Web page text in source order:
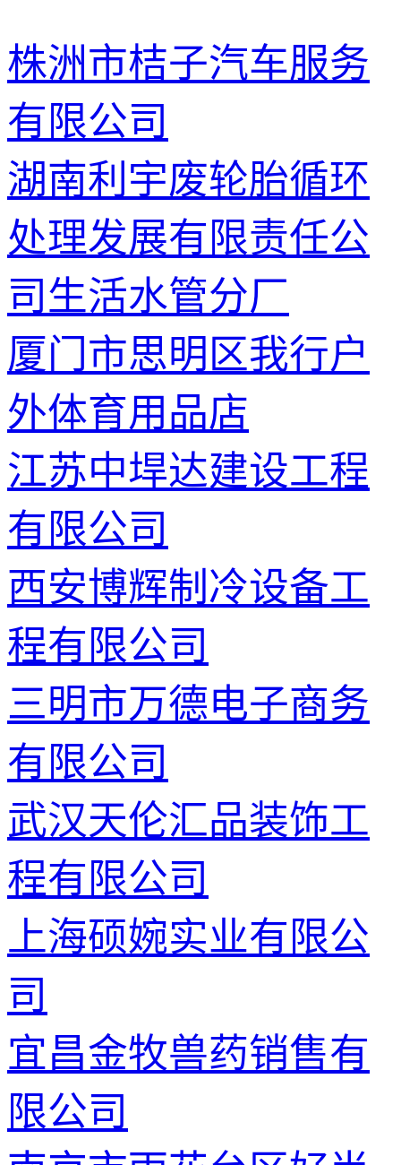
株洲市桔子汽车服务
有限公司
湖南利宇废轮胎循环
处理发展有限责任公
司生活水管分厂
厦门市思明区我行户
外体育用品店
江苏中垾达建设工程
有限公司
西安博辉制冷设备工
程有限公司
三明市万德电子商务
有限公司
武汉天伦汇品装饰工
程有限公司
上海硕婉实业有限公
司
宜昌金牧兽药销售有
限公司